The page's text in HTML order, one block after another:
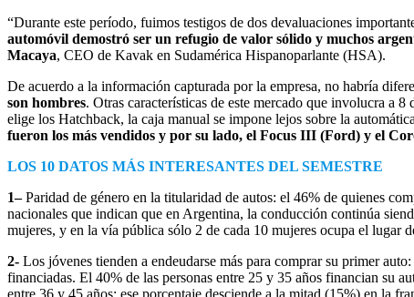
“Durante este período, fuimos testigos de dos devaluaciones
automóvil demostró ser un refugio de valor sólido y muchos
Macaya, CEO de Kavak en Sudamérica Hispanoparlante (HSA).
De acuerdo a la información capturada por la empresa, no habría
son hombres. Otras características de este mercado que involucra a
elige los Hatchback, la caja manual se impone lejos sobre la
fueron los más vendidos y por su lado, el Focus III (Ford) y el
LOS 10 DATOS MÁS INTERESANTES DEL SEMESTRE
1–Paridad de género en la titularidad de autos: el 46% de quienes
nacionales que indican que en Argentina, la conducción continúa
mujeres, y en la vía pública sólo 2 de cada 10 mujeres ocupa el lugar
2- Los jóvenes tienden a endeudarse más para comprar su primer
financiadas. El 40% de las personas entre 25 y 35 años financian su
entre 36 y 45 años; ese porcentaje desciende a la mitad (15%) en la